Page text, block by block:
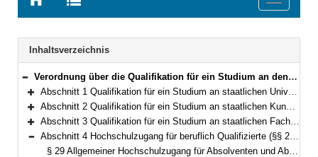
BAYERN.RECHT
letzten
Suche
Navigation
Inhaltsverzeichnis
Bereich reduzieren
Verordnung über die Qualifikation für ein Studium an den Hochschulen des Freistaates Bayern und den staatlich anerkannten nichtstaatlichen Hochschulen (Qualifikationsverordnung – QualV) Vom 2. November 2007 (GVBl. S. 767) BayRS 2210-1-1-3-K/WK (§§ 1–41)
Bereich erweitern
Abschnitt 1 Qualifikation für ein Studium an staatlichen Universitäten (§§ 1–15)
Bereich erweitern
Abschnitt 2 Qualifikation für ein Studium an staatlichen Kunsthochschulen (§§ 16–19)
Bereich erweitern
Abschnitt 3 Qualifikation für ein Studium an staatlichen Fachhochschulen (§§ 20–28)
Bereich reduzieren
Abschnitt 4 Hochschulzugang für beruflich Qualifizierte (§§ 29–33)
§ 29 Allgemeiner Hochschulzugang für Absolventen und Absolventinnen einer beruflichen Fort- oder Weiterbildungsprüfung